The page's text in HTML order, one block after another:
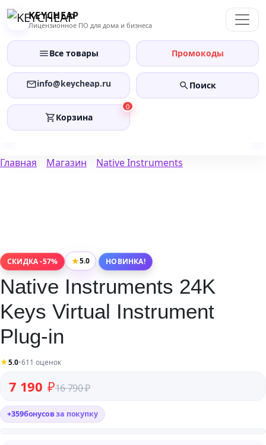
Перейти
KEYCHEAP
Лицензионное ПО для дома и бизнеса
Все товары Промокоды
info@keycheap.ru Поиск
0
Корзина
Главная Магазин Native Instruments
СКИДКА -57% ★5.0 НОВИНКА!
Native Instruments 24K
Keys Virtual Instrument
Plug-in
★5.0•611 оценок
16 790₽
Первоначальная цена составляла 16 790 ₽.
7 190 ₽
Текущая цена: 7 190 ₽.
+359бонусовза покупку